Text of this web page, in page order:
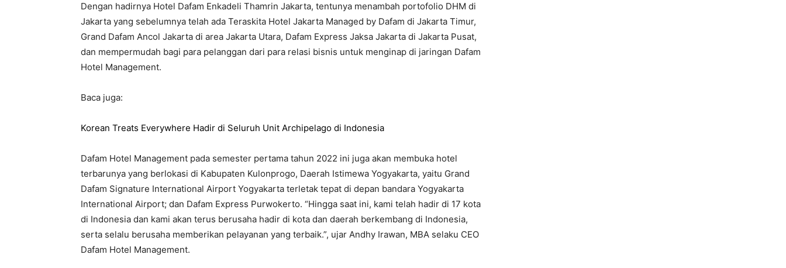
Dengan hadirnya Hotel Dafam Enkadeli Thamrin Jakarta, tentunya menambah portofolio DHM di
Jakarta yang sebelumnya telah ada Teraskita Hotel Jakarta Managed by Dafam di Jakarta Timur,
Grand Dafam Ancol Jakarta di area Jakarta Utara, Dafam Express Jaksa Jakarta di Jakarta Pusat,
dan mempermudah bagi para pelanggan dari para relasi bisnis untuk menginap di jaringan Dafam
Hotel Management.
Baca juga:
Korean Treats Everywhere Hadir di Seluruh Unit Archipelago di Indonesia
Dafam Hotel Management pada semester pertama tahun 2022 ini juga akan membuka hotel
terbarunya yang berlokasi di Kabupaten Kulonprogo, Daerah Istimewa Yogyakarta, yaitu Grand
Dafam Signature International Airport Yogyakarta terletak tepat di depan bandara Yogyakarta
International Airport; dan Dafam Express Purwokerto. “Hingga saat ini, kami telah hadir di 17 kota
di Indonesia dan kami akan terus berusaha hadir di kota dan daerah berkembang di Indonesia,
serta selalu berusaha memberikan pelayanan yang terbaik.”, ujar Andhy Irawan, MBA selaku CEO
Dafam Hotel Management.